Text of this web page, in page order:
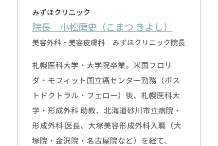
みずほクリニック
院長 小松磨史（こまつ きよし）
美容外科・美容皮膚科 みずほクリニック院長
札幌医科大学・大学院卒業。米国フロリ
ダ・モフィット国立癌センター勤務（ポス
トドクトラル・フェロー）後、札幌医科大
学・形成外科 助教、北海道砂川市立病院・
形成外科 医長、大塚美容形成外科入職（大
塚院・金沢院・名古屋院など）を経て、